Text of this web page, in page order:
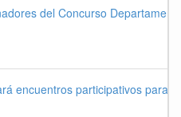
del Concurso
encuentros participativos para